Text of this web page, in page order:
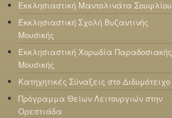
Εκκλησιαστική Μαντολινάτα Σουφλίου
Εκκλησιαστική Σχολή Βυζαντινής
Μουσικής
Εκκλησιαστική Χορωδία Παραδοσιακής
Μουσικής
Κατηχητικές Σύναξεις στο Διδυμότειχο
Πρόγραμμα Θείων Λειτουργιών στην
Ορεστιάδα